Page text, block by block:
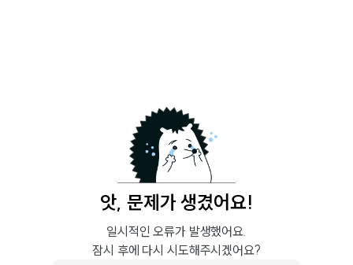
앗, 문제가 생겼어요!
일시적인 오류가 발생했어요.
잠시 후에 다시 시도해주시겠어요?